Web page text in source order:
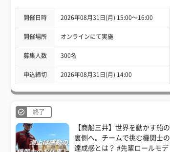
開催日時 2026年08月31日(月) 15:00〜16:00
開催場所 オンラインにて実施
募集人数 300名
申込締切 2026年08月31日(月) 14:00
終了
【商船三井】世界を動かす船の
裏側へ。チームで挑む機関士の
達成感とは？ #先輩ロールモデ